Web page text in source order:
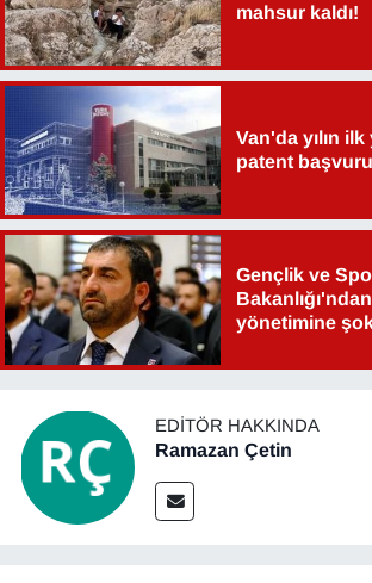
mahsur kaldı!
Van'da yılın ilk
patent
Gençlik ve
yönetimine
EDITÖR HAKKINDA
Ramazan Çetin